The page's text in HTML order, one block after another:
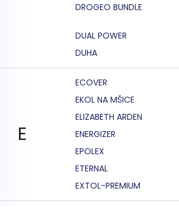
DROGEO BUNDLE
DUAL POWER
DUHA
E
ECOVER
EKOL NA MŠICE
ELIZABETH ARDEN
ENERGIZER
EPOLEX
ETERNAL
EXTOL-PREMIUM